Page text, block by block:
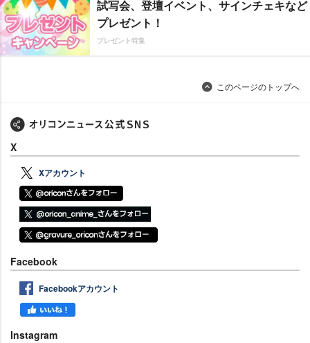
試写会、登壇イベント、サインチェキなど
プレゼント！
プレゼント特集
このページのトップへ
X
Xアカウント
Facebook
Facebookアカウント
Instagram